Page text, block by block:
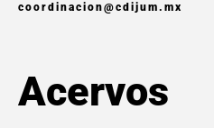
coordinacion@cdijum.mx
Acervos